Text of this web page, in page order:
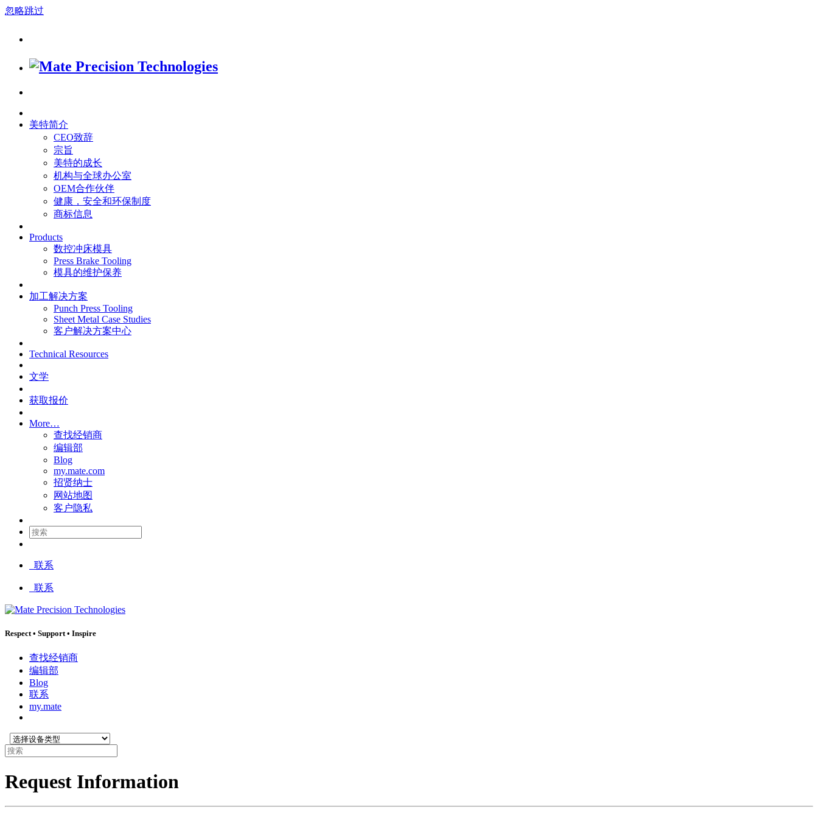
忽略跳过
美特简介
CEO致辞
宗旨
美特的成长
机构与全球办公室
OEM合作伙伴
健康，安全和环保制度
商标信息
Products
数控冲床模具
Press Brake Tooling
模具的维护保养
加工解决方案
Punch Press Tooling
Sheet Metal Case Studies
客户解决方案中心
Technical Resources
文学
获取报价
More…
查找经销商
编辑部
Blog
my.mate.com
招贤纳士
网站地图
客户隐私
搜
联系
联系
Respect • Support • Inspire
查找经销商
编辑部
Blog
联系
my.mate
选
择
备
类
搜
:Request Information